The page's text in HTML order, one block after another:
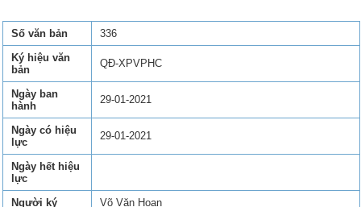
Số văn bản
336
Ký hiệu văn
bản
QĐ-XPVPHC
Ngày ban
hành
29-01-2021
Ngày có hiệu
lực
29-01-2021
Ngày hết hiệu
lực
Người ký
Võ Văn Hoan